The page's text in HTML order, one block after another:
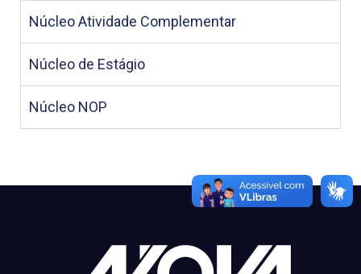
Núcleo Atividade Complementar
Núcleo de Estágio
Núcleo NOP